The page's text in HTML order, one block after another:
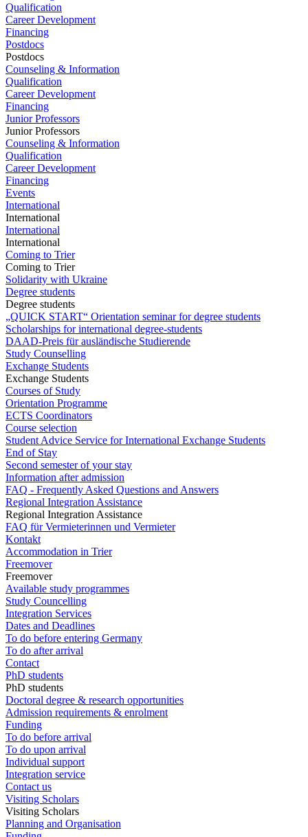
Qualification
Career Development
Financing
Postdocs
Postdocs
Counseling & Information
Qualification
Career Development
Financing
Junior Professors
Junior Professors
Counseling & Information
Qualification
Career Development
Financing
Events
International
International
International
International
Coming to Trier
Coming to Trier
Solidarity with Ukraine
Degree students
Degree students
„QUICK START“ Orientation seminar for degree students
Scholarships for international degree-students
DAAD-Preis für ausländische Studierende
Study Counselling
Exchange Students
Exchange Students
Courses of Study
Orientation Programme
ECTS Coordinators
Course selection
Student Advice Service for International Exchange Students
End of Stay
Second semester of your stay
Information after admission
FAQ - Frequently Asked Questions and Answers
Regional Integration Assistance
Regional Integration Assistance
FAQ für Vermieterinnen und Vermieter
Kontakt
Accommodation in Trier
Freemover
Freemover
Available study programmes
Study Councelling
Integration Services
Dates and Deadlines
To do before entering Germany
To do after arrival
Contact
PhD students
PhD students
Doctoral degree & research opportunities
Admission requirements & enrolment
Funding
To do before arrival
To do upon arrival
Individual support
Integration service
Contact us
Visiting Scholars
Visiting Scholars
Planning and Organisation